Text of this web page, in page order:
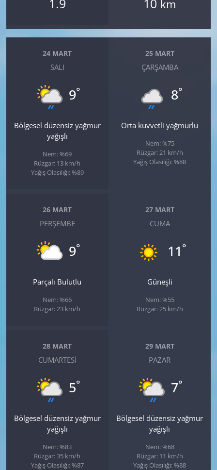
1.9 10 km
24 MART
SALI
9°
Bölgesel düzensiz yağmur
yağışlı
Nem: %69
Rüzgar: 13 km/h
Yağış Olasılığı: %89
25 MART
ÇARŞAMBA
8°
Orta kuvvetli yağmurlu
Nem: %75
Rüzgar: 21 km/h
Yağış Olasılığı: %88
26 MART
PERŞEMBE
9°
Parçalı Bulutlu
Nem: %66
Rüzgar: 23 km/h
27 MART
CUMA
11 °
Güneşli
Nem: %55
Rüzgar: 25 km/h
28 MART
CUMARTESI
5°
Bölgesel düzensiz yağmur
yağışlı
Nem: %83
Rüzgar: 35 km/h
Yağış Olasılığı: %87
29 MART
PAZAR
7°
Bölgesel düzensiz yağmur
yağışlı
Nem: %68
Rüzgar: 11 km/h
Yağış Olasılığı: %88